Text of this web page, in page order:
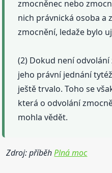
zmocněnec nebo
nich právnická osoba a
zmocnění, ledaže bylo
(2) Dokud není
jeho právní jednání
ještě trvalo. Toho se
která o odvolání
mohla vědět.
Zdroj: příběhPlná moc